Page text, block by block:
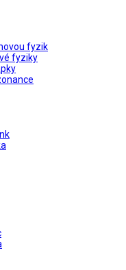
fyzik
fyziky